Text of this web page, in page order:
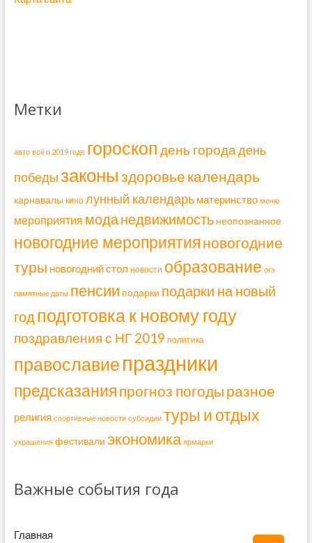
Метки
авто всё о 2019 годе гороскоп день городадень
победызаконыздоровье календарь
карнавалы кино лунный календарь материнство меню
мероприятия моданедвижимость неопознанное
новогодние мероприятия новогодние
туры новогодний стол новости образование огэ
памятные даты пенсии подарки подарки на новый
год подготовка к новому году
поздравления с НГ 2019 политика
православие праздники
предсказанияпрогноз погоды разное
религия спортивные новости субсидии туры и отдых
украшения фестивали экономика ярмарки
Важные события года
Главная